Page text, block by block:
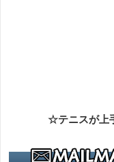
☆テニスが上